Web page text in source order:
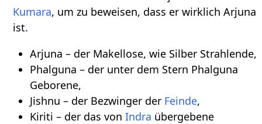
Kumara, um zu beweisen, dass er wirklich Arjuna
ist.
Arjuna – der Makellose, wie Silber Strahlende,
Phalguna – der unter dem Stern Phalguna
Geborene,
Jishnu – der Bezwinger der Feinde,
Kiriti – der das von Indra übergebene